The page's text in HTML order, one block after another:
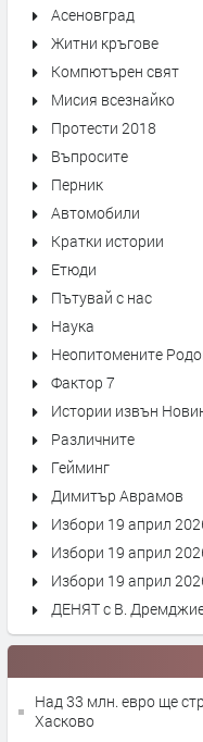
Асеновград
Житни кръгове
Компютърен свят
Мисия всезнайко
Протести 2018
Въпросите
Перник
Автомобили
Кратки истории
Етюди
Пътувай с нас
Наука
Неопитомените
Фактор 7
Истории извън
Различните
Гейминг
Димитър Аврамов
Избори 19 април
Избори 19 април
Избори 19 април
ДЕНЯТ с В.
Над 33 млн. евро ще
Хасково